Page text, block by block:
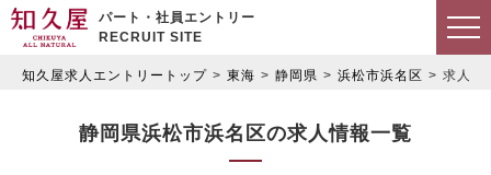
パート・社員エントリー
RECRUIT SITE
知久屋求人エントリートップ 東海 静岡県 浜松市浜名区 求人情
静岡県浜松市浜名区の求人情報一覧